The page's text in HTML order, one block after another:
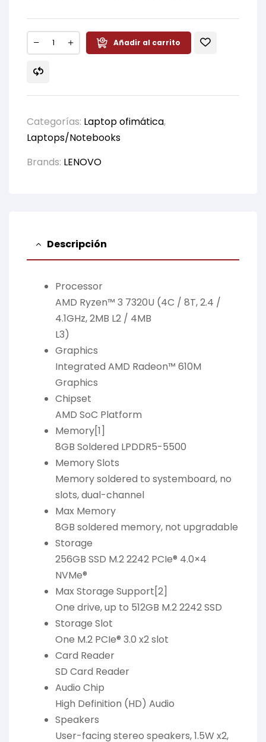
Añadir al carrito
Categorías: Laptop ofimática,
Laptops/Notebooks
Brands: LENOVO
Descripción
Processor
AMD Ryzen™ 3 7320U (4C / 8T, 2.4 /
4.1GHz, 2MB L2 / 4MB
L3)
Graphics
Integrated AMD Radeon™ 610M
Graphics
Chipset
AMD SoC Platform
Memory[1]
8GB Soldered LPDDR5-5500
Memory Slots
Memory soldered to systemboard, no
slots, dual-channel
Max Memory
8GB soldered memory, not upgradable
Storage
256GB SSD M.2 2242 PCIe® 4.0×4
NVMe®
Max Storage Support[2]
One drive, up to 512GB M.2 2242 SSD
Storage Slot
One M.2 PCIe® 3.0 x2 slot
Card Reader
SD Card Reader
Audio Chip
High Definition (HD) Audio
Speakers
User-facing stereo speakers, 1.5W x2,